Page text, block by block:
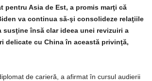
pentru Asia de Est, a promis marţi că
va continua să-şi consolideze relaţiile
susţine însă clar ideea unei revizuiri a
delicate cu China în această privinţă,
de carieră, a afirmat în cursul audierii